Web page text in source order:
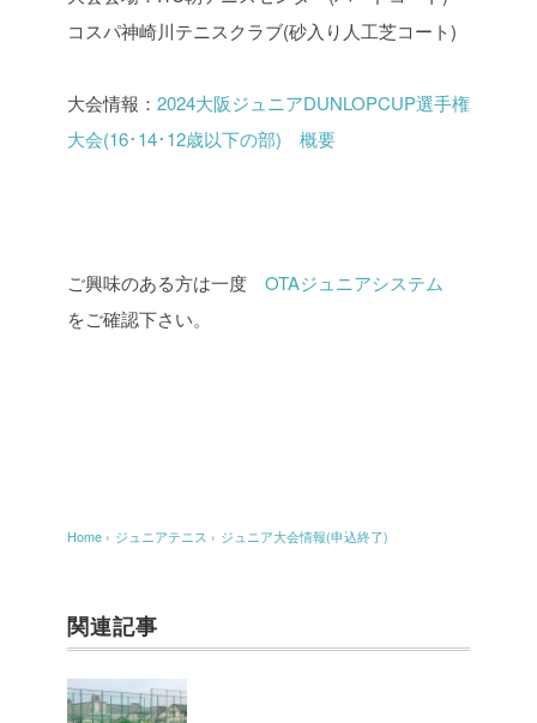
コスパ神崎川テニスクラブ(砂入り人工芝コート)
大会情報： 2024大阪ジュニアDUNLOPCUP選手権
大会(16･14･12歳以下の部) 概要
ご興味のある方は一度 OTAジュニアシステム
をご確認下さい。
Home › ジュニアテニス › ジュニア大会情報(申込終了)
関連記事